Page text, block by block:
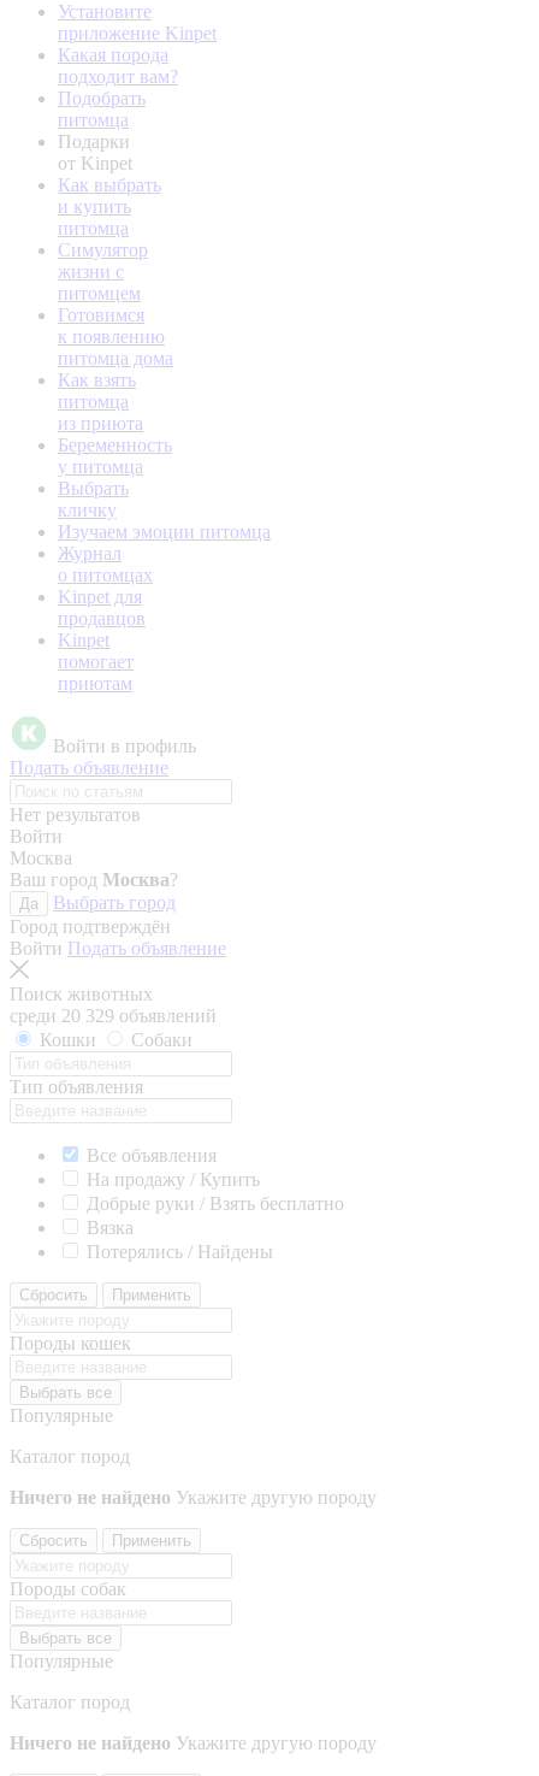
Установите
приложение Kinpet
Какая порода
подходит вам?
Подобрать
питомца
Подарки
от Kinpet
Как выбрать
и купить
питомца
Симулятор
жизни с
питомцем
Готовимся
к появлению
питомца дома
Как взять
питомца
из приюта
Беременность
у питомца
Выбрать
кличку
Изучаем эмоции питомца
Журнал
о питомцах
Kinpet для
продавцов
Kinpet
помогает
приютам
Войти в профиль
Подать объявление
Нет результатов
Войти
Москва
Ваш город Москва?
Да
Выбрать город
Город подтверждён
Войти Подать объявление
Поиск животных
среди 20 329 объявлений
Кошки
Собаки
Тип объявления
Все объявления
На продажу / Купить
Добрые руки / Взять бесплатно
Вязка
Потерялись / Найдены
Сбросить Применить
Породы кошек
Выбрать все
Популярные
Каталог пород
Ничего не найдено Укажите другую породу
Сбросить Применить
Породы собак
Выбрать все
Популярные
Каталог пород
Ничего не найдено Укажите другую породу